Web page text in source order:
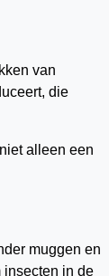
van
die
alleen een
muggen en
insecten in de